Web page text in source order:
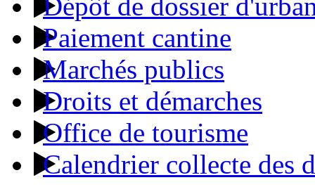
Paiement cantine
Marchés publics
Droits et démarches
Office de tourisme
Calendrier collecte des